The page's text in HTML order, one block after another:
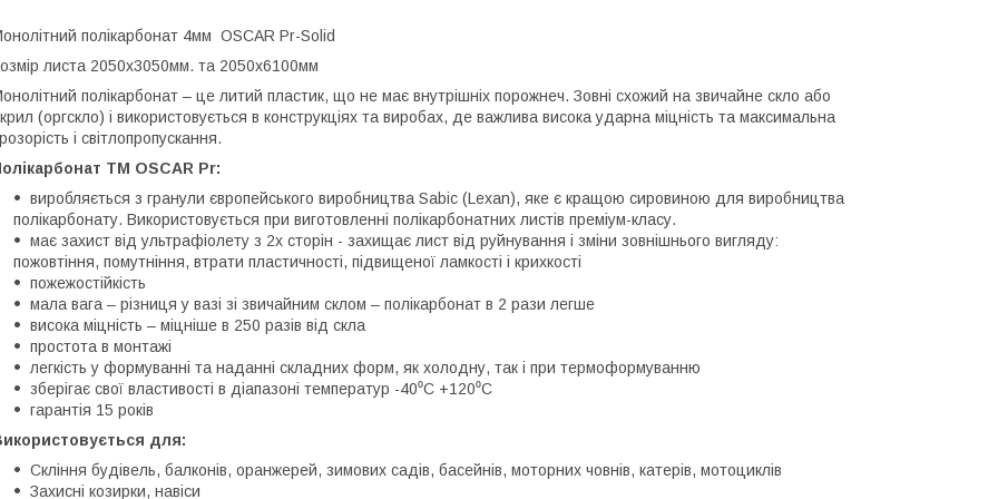
полікарбонат 4мм OSCAR Pr-Solid
листа 2050х3050мм. та 2050х6100мм
полікарбонат – це литий пластик, що не має внутрішніх порожнеч. Зовні схожий на звичайне скло або
(оргскло) і використовується в конструкціях та виробах, де важлива висока ударна міцність та максимальна
і світлопропускання.
ТМ OSCAR Pr:
виробляється з гранули європейського виробництва Sabic (Lexan), яке є кращою сировиною для виробництва
полікарбонату. Використовується при виготовленні полікарбонатних листів преміум-класу.
має захист від ультрафіолету з 2х сторін - захищає лист від руйнування і зміни зовнішнього вигляду:
пожовтіння, помутніння, втрати пластичності, підвищеної ламкості і крихкості
пожежостійкість
мала вага – різниця у вазі зі звичайним склом – полікарбонат в 2 рази легше
висока міцність – міцніше в 250 разів від скла
простота в монтажі
легкість у формуванні та наданні складних форм, як холодну, так і при термоформуванню
зберігає свої властивості в діапазоні температур -40⁰С +120⁰С
гарантія 15 років
для:
Скління будівель, балконів, оранжерей, зимових садів, басейнів, моторних човнів, катерів, мотоциклів
Захисні козирки, навіси